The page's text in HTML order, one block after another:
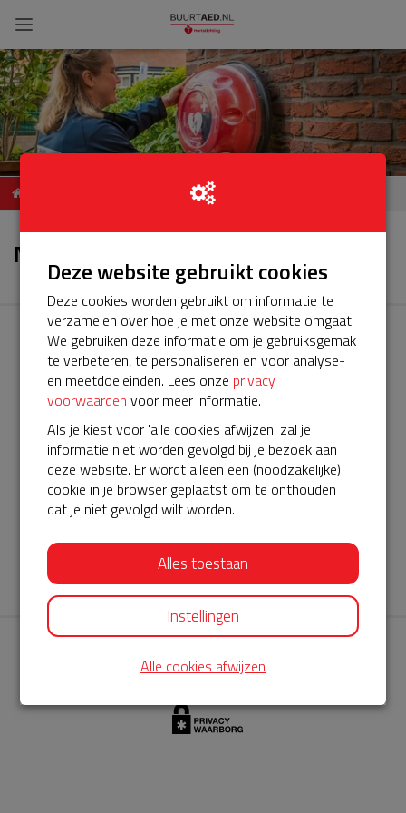
Nieuws
AED360-ProCardio
ServiceBuurtAED wordt aangeboden door de Hartstichting en
AED360-ProCardio. Net als bij BuurtAED is AED360-ProCardio
de leverancier van het servicepakket en ontzorgen zij jou de
komende jaren. AED360-ProCardio is gespecialiseerd in de
levering en het onderhoud van Philips AED’s.
Deze website gebruikt cookies
Deze cookies worden gebruikt om informatie te
verzamelen over hoe je met onze website omgaat.
We gebruiken deze informatie om je gebruiksgemak
te verbeteren, te personaliseren en voor analyse-
en meetdoeleinden. Lees onze privacy
voorwaarden voor meer informatie.
Als je kiest voor 'alle cookies afwijzen' zal je
informatie niet worden gevolgd bij je bezoek aan
deze website. Er wordt alleen een (noodzakelijke)
cookie in je browser geplaatst om te onthouden
dat je niet gevolgd wilt worden.
Alles toestaan
Instellingen
Alle cookies afwijzen